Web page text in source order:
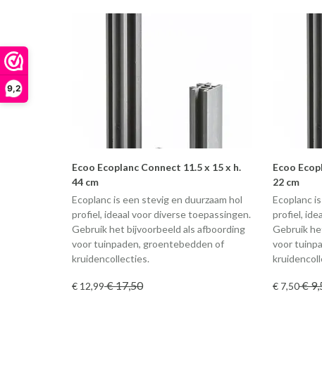
9,2
Ecoo Ecoplanc Connect 11.5 x 15 x h.
44 cm
Ecoplanc is een stevig en duurzaam hol
profiel, ideaal voor diverse toepassingen.
Gebruik het bijvoorbeeld als afboording
voor tuinpaden, groentebedden of
kruidencollecties.
€ 12,99€ 17,50
Ecoo
22 cm
Ecoplanc
profiel,
Gebruik
voor
€ 7,50€ 9